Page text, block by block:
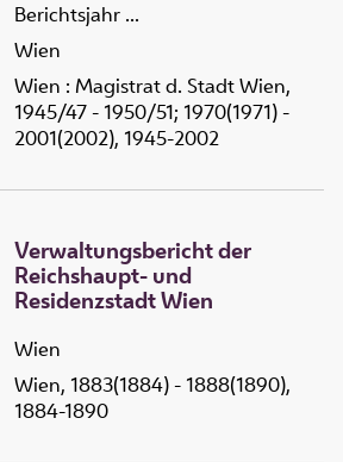
Berichtsjahr ...
Wien
Wien : Magistrat d. Stadt Wien,
1945/47 - 1950/51; 1970(1971) -
2001(2002), 1945-2002
Verwaltungsbericht der
Reichshaupt- und
Residenzstadt Wien
Wien
Wien, 1883(1884) - 1888(1890),
1884-1890